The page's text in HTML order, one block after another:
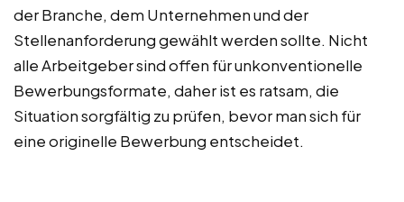
der Branche, dem Unternehmen und der
Stellenanforderung gewählt werden sollte. Nicht
alle Arbeitgeber sind offen für unkonventionelle
Bewerbungsformate, daher ist es ratsam, die
Situation sorgfältig zu prüfen, bevor man sich für
eine originelle Bewerbung entscheidet.